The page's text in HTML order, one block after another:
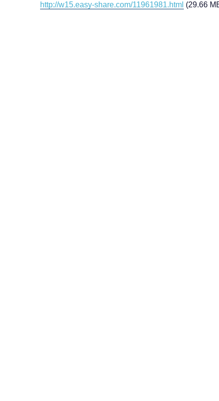
http://w15.easy-share.com/11961981.html (29.66